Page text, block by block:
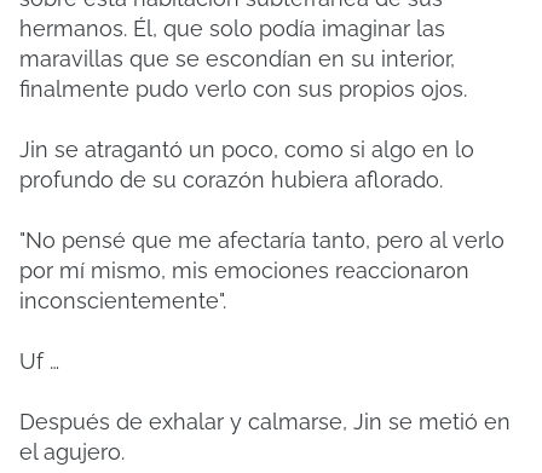
hermanos. Él, que solo podía imaginar las
maravillas que se escondían en su interior,
finalmente pudo verlo con sus propios ojos.
Jin se atragantó un poco, como si algo en lo
profundo de su corazón hubiera aflorado.
"No pensé que me afectaría tanto, pero al verlo
por mí mismo, mis emociones reaccionaron
inconscientemente".
Uf …
Después de exhalar y calmarse, Jin se metió en
el agujero.